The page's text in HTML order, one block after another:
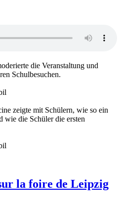
die Veranstaltung und
Schulbesuchen.
zeigte mit Schülern, wie so ein
wie die Schüler die ersten
la foire de Leipzig